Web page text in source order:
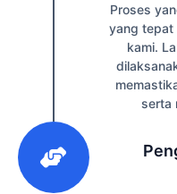
Proses
yang tepat
kami.
serta